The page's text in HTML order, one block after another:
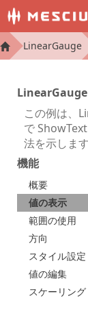
LinearGauge
LinearGauge
この例は、
で
法を示します
機能
概要
値の表示
範囲の使用
方向
スタイル設定
値の編集
スケーリング